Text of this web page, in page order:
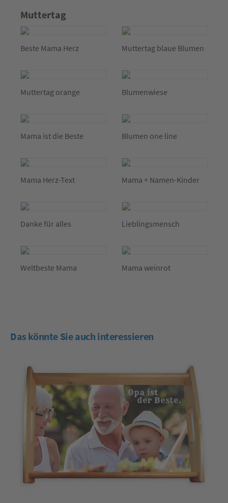
Muttertag
Beste Mama Herz Muttertag blaue Blumen
Muttertag orange Blumenwiese
Mama ist die Beste Blumen one line
Mama Herz-Text Mama + Namen-Kinder
Danke für alles Lieblingsmensch
Weltbeste Mama Mama weinrot
Das könnte Sie auch interessieren